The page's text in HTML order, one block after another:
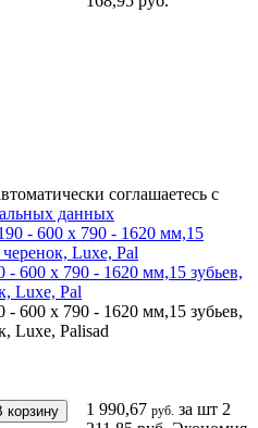
соглашаетесь с
данных
- 600 х 790 - 1620 мм,15 зубьев,
Luxe, Pal
- 600 х 790 - 1620 мм,15 зубьев,
Luxe, Palisad
1 990,67 руб. за шт 2
корзину